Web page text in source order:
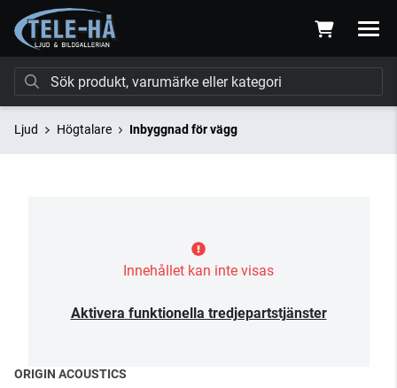
Ljud Högtalare Inbyggnad för vägg
Innehållet kan inte visas
Aktivera funktionella tredjepartstjänster
ORIGIN ACOUSTICS